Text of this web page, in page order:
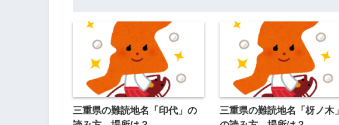
三重県の難読地名「印代」の
三重県の難読地名「枒ノ木」